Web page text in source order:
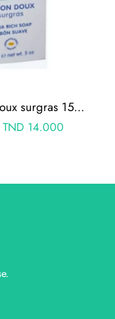
biolane savon doux surgras 150g
TND14.000